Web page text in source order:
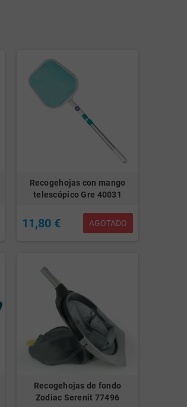
Recogehojas con mango
telescópico Gre 40031
11,80 € AGOTADO
Recogehojas de fondo
Zodiac Serenit 77496